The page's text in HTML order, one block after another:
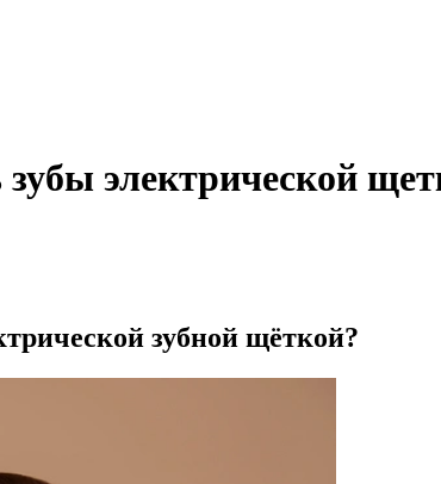
электрической
зубной щёткой?